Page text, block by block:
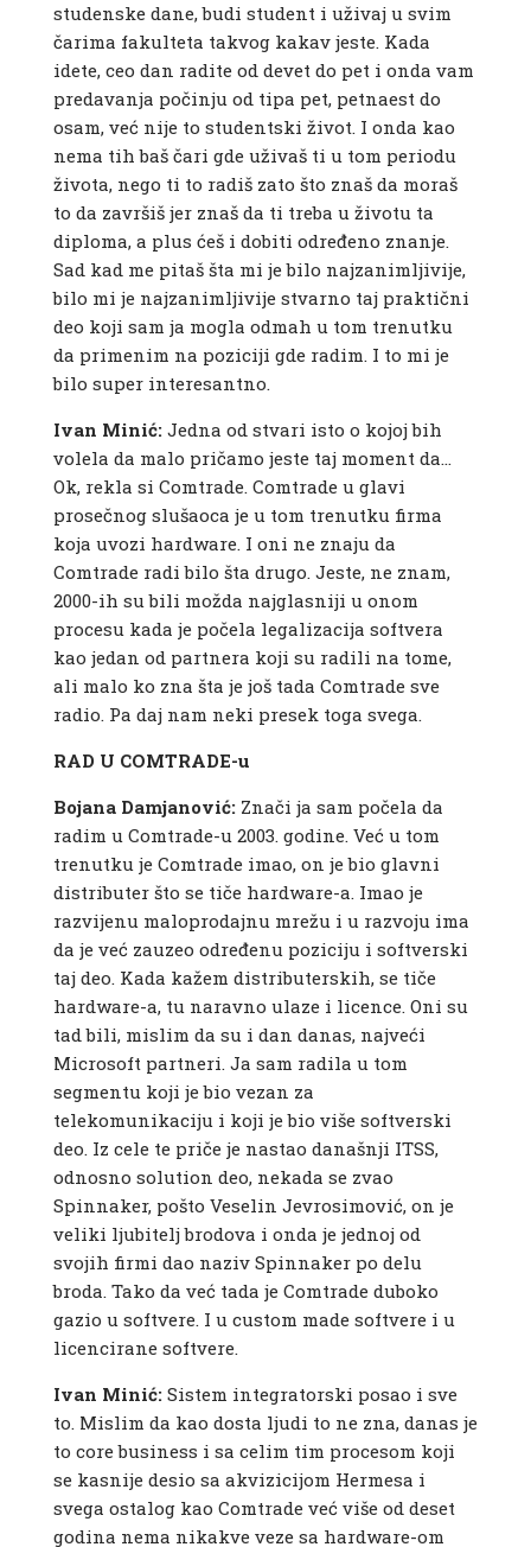
studenske dane, budi student i uživaj u svim
čarima fakulteta takvog kakav jeste. Kada
idete, ceo dan radite od devet do pet i onda vam
predavanja počinju od tipa pet, petnaest do
osam, već nije to studentski život. I onda kao
nema tih baš čari gde uživaš ti u tom periodu
života, nego ti to radiš zato što znaš da moraš
to da završiš jer znaš da ti treba u životu ta
diploma, a plus ćeš i dobiti određeno znanje.
Sad kad me pitaš šta mi je bilo najzanimljivije,
bilo mi je najzanimljivije stvarno taj praktični
deo koji sam ja mogla odmah u tom trenutku
da primenim na poziciji gde radim. I to mi je
bilo super interesantno.
Ivan Minić: Jedna od stvari isto o kojoj bih
volela da malo pričamo jeste taj moment da…
Ok, rekla si Comtrade. Comtrade u glavi
prosečnog slušaoca je u tom trenutku firma
koja uvozi hardware. I oni ne znaju da
Comtrade radi bilo šta drugo. Jeste, ne znam,
2000-ih su bili možda najglasniji u onom
procesu kada je počela legalizacija softvera
kao jedan od partnera koji su radili na tome,
ali malo ko zna šta je još tada Comtrade sve
radio. Pa daj nam neki presek toga svega.
RAD U COMTRADE-u
Bojana Damjanović: Znači ja sam počela da
radim u Comtrade-u 2003. godine. Već u tom
trenutku je Comtrade imao, on je bio glavni
distributer što se tiče hardware-a. Imao je
razvijenu maloprodajnu mrežu i u razvoju ima
da je već zauzeo određenu poziciju i softverski
taj deo. Kada kažem distributerskih, se tiče
hardware-a, tu naravno ulaze i licence. Oni su
tad bili, mislim da su i dan danas, najveći
Microsoft partneri. Ja sam radila u tom
segmentu koji je bio vezan za
telekomunikaciju i koji je bio više softverski
deo. Iz cele te priče je nastao današnji ITSS,
odnosno solution deo, nekada se zvao
Spinnaker, pošto Veselin Jevrosimović, on je
veliki ljubitelj brodova i onda je jednoj od
svojih firmi dao naziv Spinnaker po delu
broda. Tako da već tada je Comtrade duboko
gazio u softvere. I u custom made softvere i u
licencirane softvere.
Ivan Minić: Sistem integratorski posao i sve
to. Mislim da kao dosta ljudi to ne zna, danas je
to core business i sa celim tim procesom koji
se kasnije desio sa akvizicijom Hermesa i
svega ostalog kao Comtrade već više od deset
godina nema nikakve veze sa hardware-om